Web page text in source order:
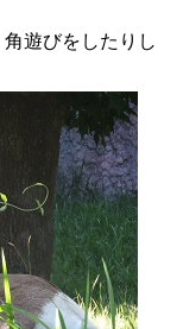
遊びをしたりし